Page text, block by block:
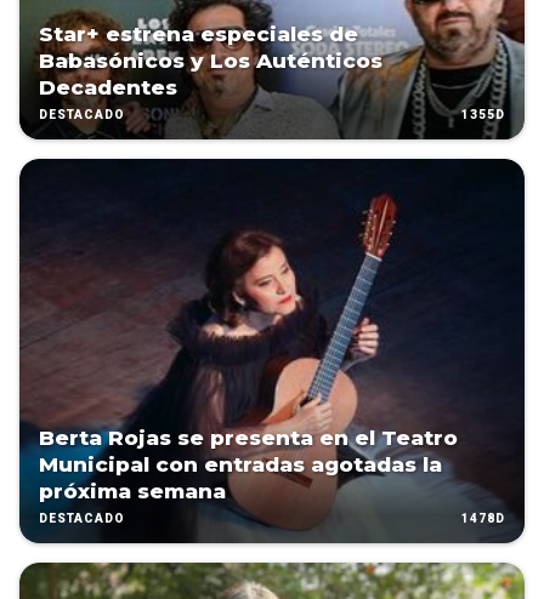
Star+ estrena especiales de
Babasónicos y Los Auténticos
Decadentes
DESTACADO 1355D
Berta Rojas se presenta en el Teatro
Municipal con entradas agotadas la
próxima semana
DESTACADO 1478D